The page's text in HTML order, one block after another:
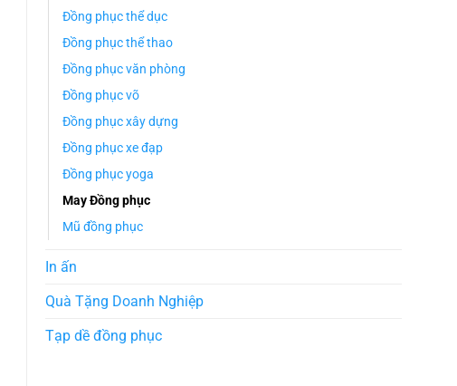
Đồng phục thể dục
Đồng phục thể thao
Đồng phục văn phòng
Đồng phục võ
Đồng phục xây dựng
Đồng phục xe đạp
Đồng phục yoga
May Đồng phục
Mũ đồng phục
In ấn
Quà Tặng Doanh Nghiệp
Tạp dề đồng phục